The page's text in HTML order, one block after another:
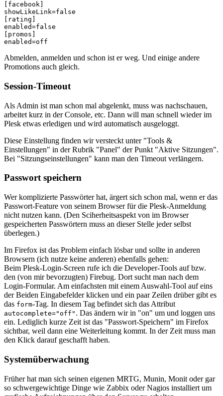
[facebook]
showLikeLink=false
[rating]
enabled=false
[promos]
enabled=off
Abmelden, anmelden und schon ist er weg. Und einige andere
Promotions auch gleich.
Session-Timeout
Als Admin ist man schon mal abgelenkt, muss was nachschauen,
arbeitet kurz in der Console, etc. Dann will man schnell wieder im
Plesk etwas erledigen und wird automatisch ausgeloggt.
Diese Einstellung finden wir versteckt unter "Tools &
Einstellungen" in der Rubrik "Panel" der Punkt "Aktive Sitzungen".
Bei "Sitzungseinstellungen" kann man den Timeout verlängern.
Passwort speichern
Wer komplizierte Passwörter hat, ärgert sich schon mal, wenn er das
Passwort-Feature von seinem Browser für die Plesk-Anmeldung
nicht nutzen kann. (Den Sciherheitsaspekt von im Browser
gespeicherten Passwörtern muss an dieser Stelle jeder selbst
überlegen.)
Im Firefox ist das Problem einfach lösbar und sollte in anderen
Browsern (ich nutze keine anderen) ebenfalls gehen:
Beim Plesk-Login-Screen rufe ich die Developer-Tools auf bzw.
den (von mir bevorzugten) Firebug. Dort sucht man nach dem
Login-Formular. Am einfachsten mit einem Auswahl-Tool auf eins
der Beiden Eingabefelder klicken und ein paar Zeilen drüber gibt es
das form-Tag. In diesem Tag befindet sich das Attribut
autocomplete="off" . Das ändern wir in "on" um und loggen uns
ein. Lediglich kurze Zeit ist das "Passwort-Speichern" im Firefox
sichtbar, weil dann eine Weiterleitung kommt. In der Zeit muss man
den Klick darauf geschafft haben.
Systemüberwachung
Früher hat man sich seinen eigenen MRTG, Munin, Monit oder gar
so schwergewichtige Dinge wie Zabbix oder Nagios installiert um